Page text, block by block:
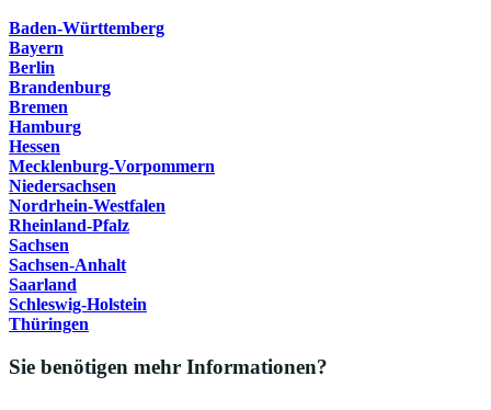
Baden-Württemberg
Bayern
Berlin
Brandenburg
Bremen
Hamburg
Hessen
Mecklenburg-Vorpommern
Niedersachsen
Nordrhein-Westfalen
Rheinland-Pfalz
Sachsen
Sachsen-Anhalt
Saarland
Schleswig-Holstein
Thüringen
Sie benötigen mehr Informationen?